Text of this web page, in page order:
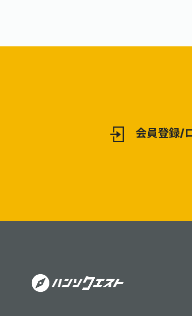
会員登録/